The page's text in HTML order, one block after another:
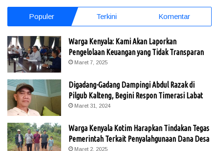
Populer Terkini Komentar
Warga Kenyala: Kami Akan Laporkan
Pengelolaan Keuangan yang Tidak Transparan
Maret 7, 2025
Digadang-Gadang Dampingi Abdul Razak di
Pilgub Kalteng, Begini Respon Timerasi Labat
Maret 31, 2024
Warga Kenyala Kotim Harapkan Tindakan Tegas
Pemerintah Terkait Penyalahgunaan Dana Desa
Maret 2, 2025